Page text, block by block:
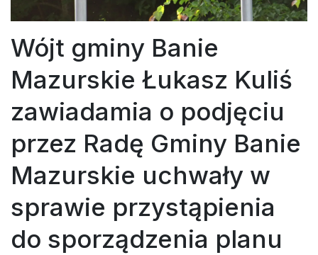
Wójt gminy Banie
Mazurskie Łukasz Kuliś
zawiadamia o podjęciu
przez Radę Gminy Banie
Mazurskie uchwały w
sprawie przystąpienia
do sporządzenia planu